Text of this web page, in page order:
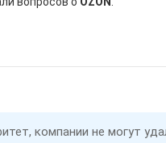
компании не могут